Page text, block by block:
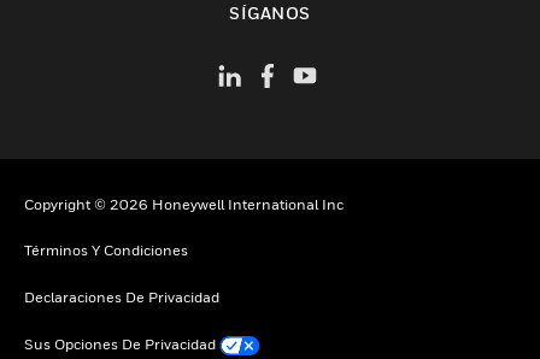
SÍGANOS
Copyright © 2026 Honeywell International Inc
Términos Y Condiciones
Declaraciones De Privacidad
Sus Opciones De Privacidad